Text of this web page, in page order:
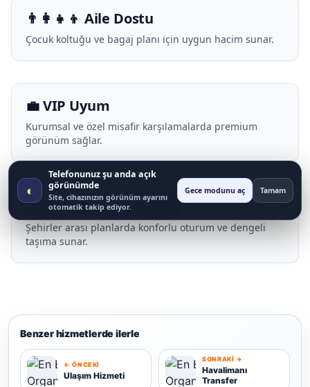
👨‍👩‍👧‍👦 Aile Dostu
Çocuk koltuğu ve bagaj planı için uygun hacim sunar.
💼 VIP Uyum
Kurumsal ve özel misafir karşılamalarda premium
görünüm sağlar.
🛣️ Uzun Yol Uygunluğu
Şehirler arası planlarda konforlu oturum ve dengeli
taşıma sunar.
Benzer hizmetlerde ilerle
← ÖNCEKI
Ulaşım Hizmeti
SONRAKI →
Havalimanı
Transfer
◐
Telefonunuz şu anda açık
görünümde
Site, cihazınızın görünüm ayarını
otomatik takip ediyor.
Gece modunu aç Tamam